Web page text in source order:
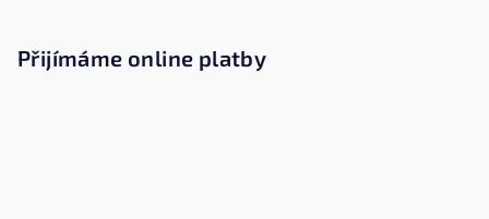
Přijímáme online platby